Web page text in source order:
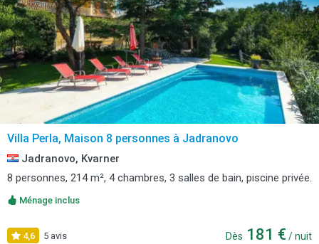
Villa Perla, Maison 8 personnes à Jadranovo
Jadranovo, Kvarner
8 personnes, 214 m², 4 chambres, 3 salles de bain, piscine privée.
Ménage inclus
4,6 5 avis Dès 181 € / nuit